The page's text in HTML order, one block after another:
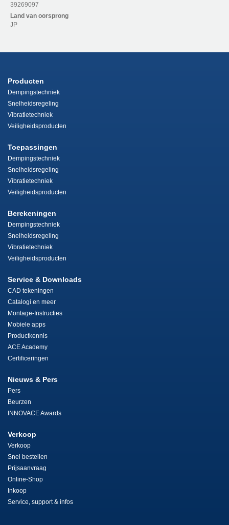
39269097
Land van oorsprong
JP
Producten
Dempingstechniek
Snelheidsregeling
Vibratietechniek
Veiligheidsproducten
Toepassingen
Dempingstechniek
Snelheidsregeling
Vibratietechniek
Veiligheidsproducten
Berekeningen
Dempingstechniek
Snelheidsregeling
Vibratietechniek
Veiligheidsproducten
Service & Downloads
CAD tekeningen
Catalogi en meer
Montage-Instructies
Mobiele apps
Productkennis
ACE Academy
Certificeringen
Nieuws & Pers
Pers
Beurzen
INNOVACE Awards
Verkoop
Verkoop
Snel bestellen
Prijsaanvraag
Online-Shop
Inkoop
Service, support & infos